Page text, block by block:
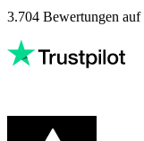
3.704 Bewertungen auf